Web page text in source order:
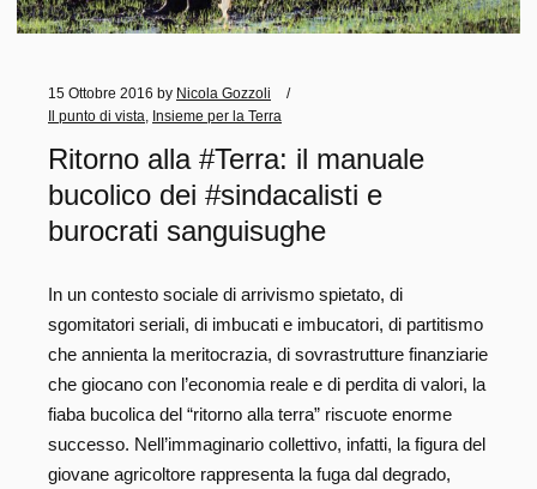
15 Ottobre 2016 by Nicola Gozzoli
Il punto di vista
Insieme per la Terra
Ritorno alla #Terra: il manuale
bucolico dei #sindacalisti e
burocrati sanguisughe
In un contesto sociale di arrivismo spietato, di
sgomitatori seriali, di imbucati e imbucatori, di partitismo
che annienta la meritocrazia, di sovrastrutture finanziarie
che giocano con l’economia reale e di perdita di valori, la
fiaba bucolica del “ritorno alla terra” riscuote enorme
successo. Nell’immaginario collettivo, infatti, la figura del
giovane agricoltore rappresenta la fuga dal degrado,